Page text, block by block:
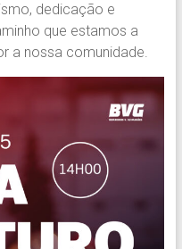
dedicação e
que estamos a
a nossa comunidade.